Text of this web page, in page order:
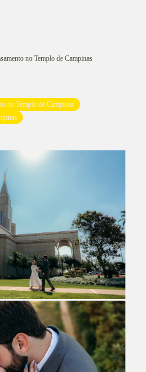
no Templo de Campinas
no Templo de Campinas